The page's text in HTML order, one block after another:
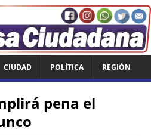
CIUDAD POLÍTICA REGIÓN
pena el